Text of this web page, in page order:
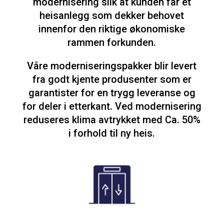
heisanlegg som dekker behovet
innenfor den riktige økonomiske
rammen forkunden.
Våre moderniseringspakker blir levert
fra godt kjente produsenter som er
garantister for en trygg leveranse og
for deler i etterkant. Ved modernisering
reduseres klima avtrykket med Ca. 50%
i forhold til ny heis.